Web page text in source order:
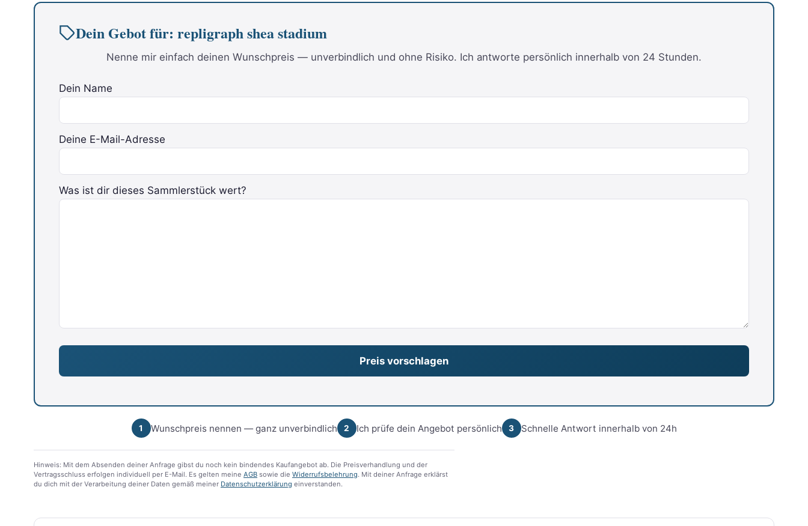
Dein Gebot für: repligraph shea stadium
Nenne mir einfach deinen Wunschpreis — unverbindlich und ohne Risiko. Ich antworte persönlich innerhalb von 24 Stunden.
Dein Name
Deine E-Mail-Adresse
Bitte lasse dieses Feld leer.
Was ist dir dieses Sammlerstück wert?
1 Wunschpreis nennen — ganz unverbindlich 2 Ich prüfe dein Angebot persönlich 3 Schnelle Antwort innerhalb von 24h
Hinweis: Mit dem Absenden deiner Anfrage gibst du noch kein bindendes Kaufangebot ab. Die Preisverhandlung und der
Vertragsschluss erfolgen individuell per E-Mail. Es gelten meine AGB sowie die Widerrufsbelehrung. Mit deiner Anfrage erklärst
du dich mit der Verarbeitung deiner Daten gemäß meiner Datenschutzerklärung einverstanden.